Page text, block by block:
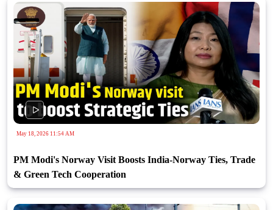
May 18, 2026 11:54 AM
PM Modi's Norway Visit Boosts India-Norway Ties, Trade
& Green Tech Cooperation